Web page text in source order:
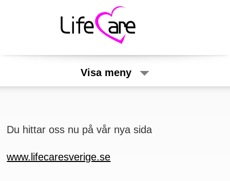
Visa meny
Du hittar oss nu på vår nya sida
www.lifecaresverige.se